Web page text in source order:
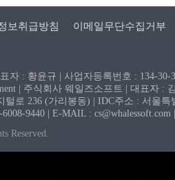
보취급방침 이메일무단수집거부
자 : 황윤규 | 사업자등록번호 : 134-
| 주식회사 웨일즈소프트 | 대표자 :
로 236 (가리봉동) | IDC주소 : 서울
9440 | E-MAIL :
Reserved.